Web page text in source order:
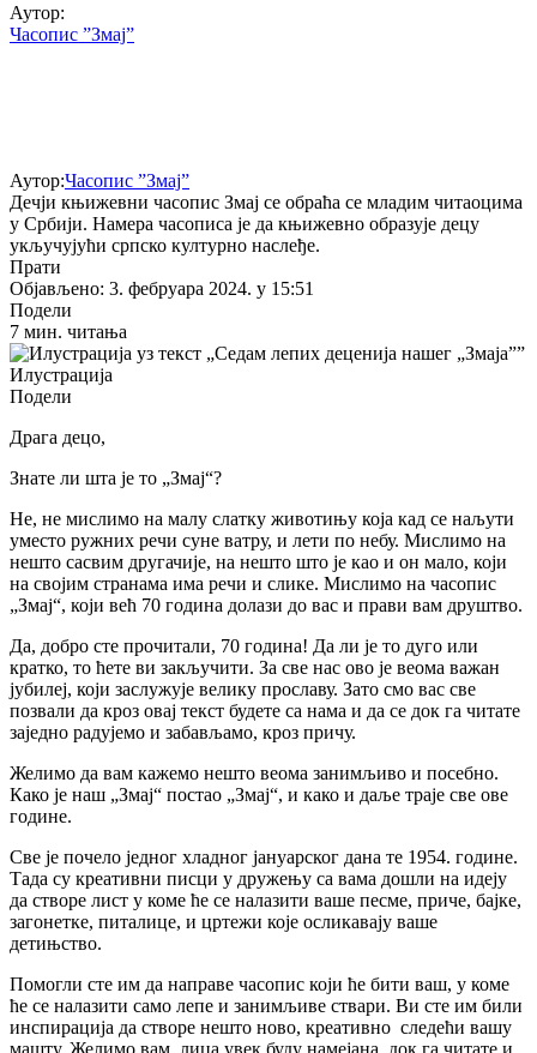
Аутор:
Часопис ”Змај”
Аутор:Часопис ”Змај”
Дечји књижевни часопис Змај се обраћа се младим читаоцима
у Србији. Намера часописа је да књижевно образује децу
укључујући српско културно наслеђе.
Прати
Објављено: 3. фебруара 2024. у 15:51
Подели
7 мин. читања
Илустрација
Подели
Драга децо,
Знате ли шта је то „Змај“?
Не, не мислимо на малу слатку животињу која кад се наљути
уместо ружних речи суне ватру, и лети по небу. Мислимо на
нешто сасвим другачије, на нешто што је као и он малo, који
на својим странама има речи и слике. Мислимо на часопис
„Змај“, који већ 70 година долази до вас и прави вам друштво.
Да, добро сте прочитали, 70 година! Да ли је то дуго или
кратко, то ћете ви закључити. За све нас ово је веома важан
јубилеј, који заслужује велику прославу. Зато смо вас све
позвали да кроз овај текст будете са нама и да се док га читате
заједно радујемо и забављамо, кроз причу.
Желимо да вам кажемо нешто веома занимљиво и посебно.
Како је наш „Змај“ постао „Змај“, и како и даље траје све ове
године.
Све је почело једног хладног јануарског дана те 1954. године.
Тада су креативни писци у дружењу са вама дошли на идеју
да створе лист у коме ће се налазити ваше песме, приче, бајке,
загонетке, питалице, и цртежи које осликавају ваше
детињство.
Помогли сте им да направе часопис који ће бити ваш, у коме
ће се налазити само лепе и занимљиве ствари. Ви сте им били
инспирација да створе нешто ново, креативно следећи вашу
машту. Желимо вам, лица увек буду намејана, док га читате и